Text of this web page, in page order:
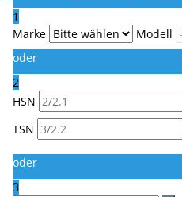
1
Marke
Modell
oder
2
HSN
TSN
oder
3